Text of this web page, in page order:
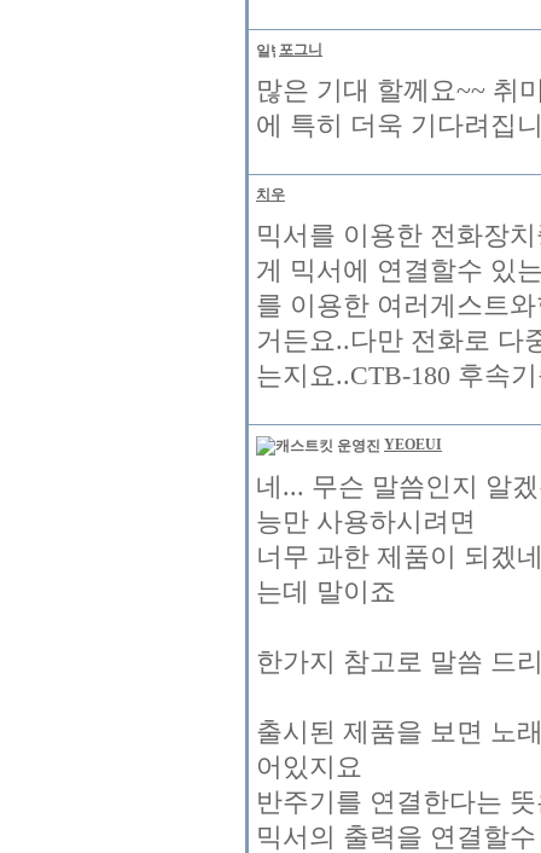
포그니
많은 기대 할께요~~ 취
에 특히 더욱 기다려집
치우
믹서를 이용한 전화장
게 믹서에 연결할수 있
를 이용한 여러게스트
거든요..다만 전화로 다
는지요..CTB-180 후속
YEOEUI
네... 무슨 말씀인지 알
능만 사용하시려면
너무 과한 제품이 되겠
는데 말이죠
한가지 참고로 말씀 드
출시된 제품을 보면 노
어있지요
반주기를 연결한다는
믹서의 출력을 연결할